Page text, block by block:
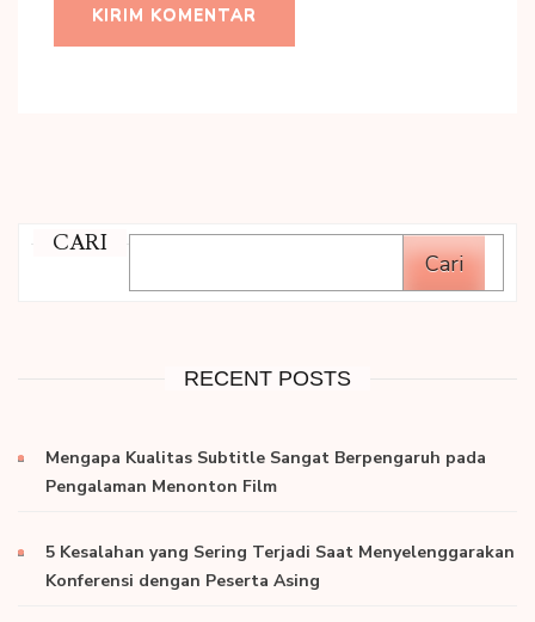
CARI
Cari
RECENT POSTS
Mengapa Kualitas Subtitle Sangat Berpengaruh pada
Pengalaman Menonton Film
5 Kesalahan yang Sering Terjadi Saat Menyelenggarakan
Konferensi dengan Peserta Asing